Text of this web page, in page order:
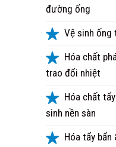
đường ống
Vệ sinh ống
Hóa chất
trao đổi nhiệt
Hóa chất
sinh nền sàn
Hóa tẩy bẩn